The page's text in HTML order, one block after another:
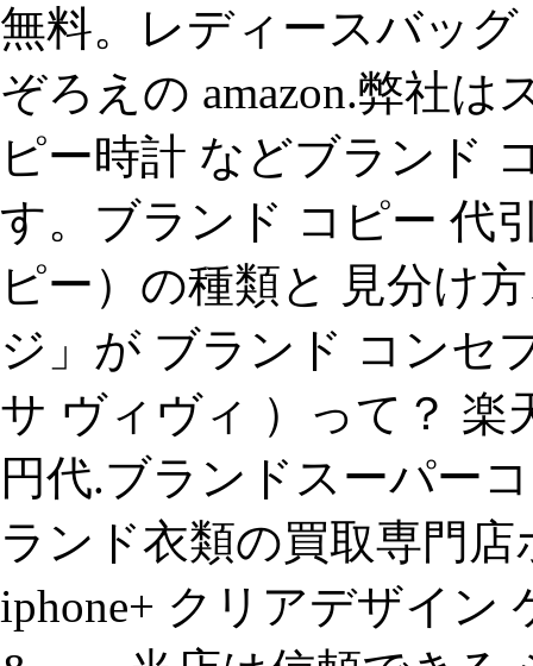
無料。レディースバッ
ぞろえの amazon.弊社
ピー時計 などブランド
す。ブランド コピー 代
ピー）の種類と 見分け
ジ」が ブランド コンセ
サ ヴィヴィ ）って？ 楽
円代.ブランドスーパー
ランド衣類の買取専門
iphone+ クリアデザイン